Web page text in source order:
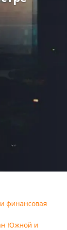
финансовая
Южной и